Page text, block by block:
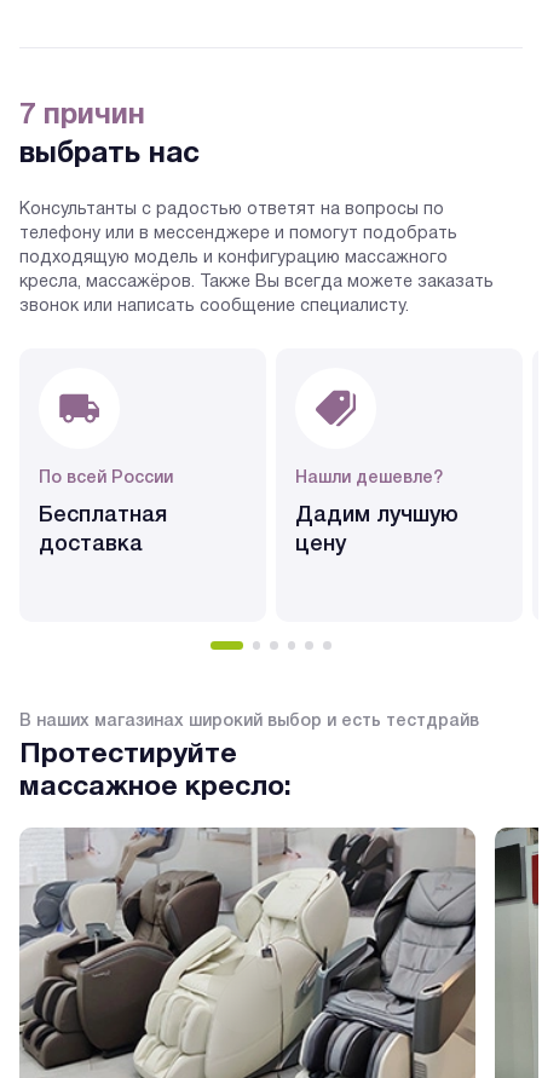
7 причин
выбрать нас
Консультанты с радостью ответят на вопросы по
телефону или в мессенджере и помогут подобрать
подходящую модель и конфигурацию массажного
кресла, массажёров. Также Вы всегда можете заказать
звонок или написать сообщение специалисту.
По всей России
Бесплатная
доставка
Нашли дешевле?
Дадим лучшую
цену
В наших магазинах широкий выбор и есть тестдрайв
Протестируйте
массажное кресло: